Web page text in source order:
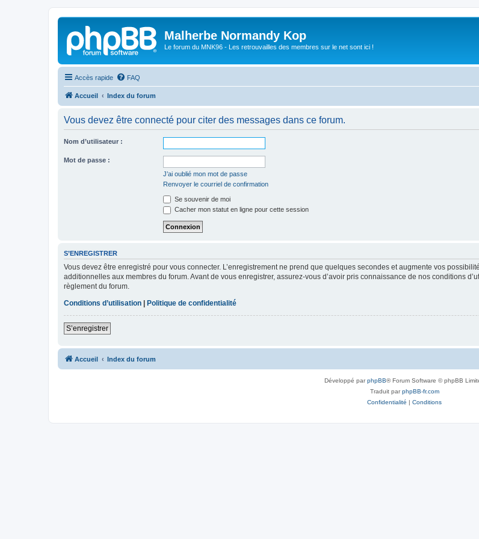
Malherbe Normandy Kop
Le forum du MNK96 - Les retrouvailles des membres sur le net sont ici !
Accès rapide FAQ
Accueil Index du forum
Vous devez être connecté pour citer des messages dans ce forum.
Nom d’utilisateur :
Mot de passe :
J’ai oublié mon mot de passe
Renvoyer le courriel de confirmation
Se souvenir de moi
Cacher mon statut en ligne pour cette session
S’ENREGISTRER
Vous devez être enregistré pour vous connecter. L’enregistrement ne prend que quelques secondes et augmente vos
additionnelles aux membres du forum. Avant de vous enregistrer, assurez-vous d’avoir pris connaissance de nos conditions
règlement du forum.
Conditions d’utilisation
Politique de confidentialité
S’enregistrer
Accueil Index du forum
Développé parphpBB® Forum Software © phpBB
Traduit parphpBB-fr.com
Confidentialité | Conditions